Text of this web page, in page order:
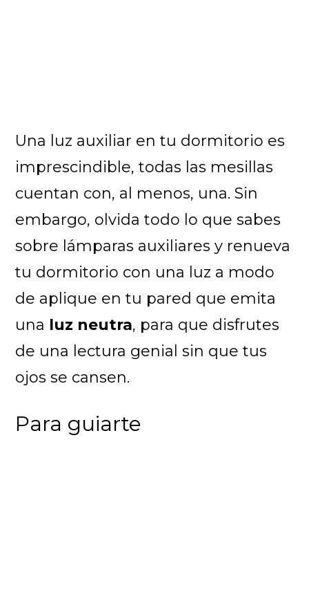
Una luz auxiliar en tu dormitorio es
imprescindible, todas las mesillas
cuentan con, al menos, una. Sin
embargo, olvida todo lo que sabes
sobre lámparas auxiliares y renueva
tu dormitorio con una luz a modo
de aplique en tu pared que emita
una luz neutra, para que disfrutes
de una lectura genial sin que tus
ojos se cansen.
Para guiarte